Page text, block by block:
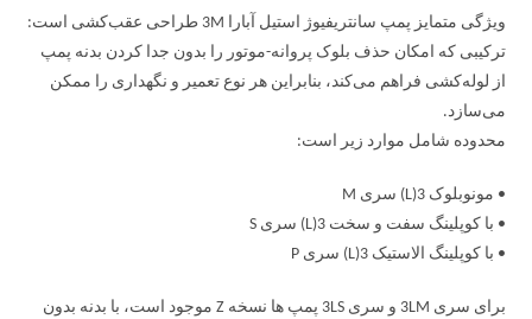
ویژگی متمایز پمپ سانتریفیوژ استیل آبارا 3M طراحی عقب‌کشی است:
ترکیبی که امکان حذف بلوک پروانه-موتور را بدون جدا کردن بدنه پمپ
از لوله‌کشی فراهم می‌کند، بنابراین هر نوع تعمیر و نگهداری را ممکن
می‌سازد.
محدوده شامل موارد زیر است:
• مونوبلوک 3(L) سری M
• با کوپلینگ سفت و سخت 3(L) سری S
• با کوپلینگ الاستیک 3(L) سری P
برای سری 3LM و سری 3LS پمپ ها نسخه Z موجود است، با بدنه بدون